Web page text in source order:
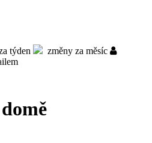
týden
změny za měsíc